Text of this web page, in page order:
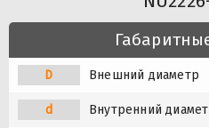
D Внешний диаметр
d Внутренний